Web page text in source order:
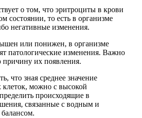
о том, что эритроциты в крови
состоянии, то есть в организме
негативные изменения.
или понижен, в организме
патологические изменения. Важно
причину их появления.
что зная среднее значение
клеток, можно с высокой
происходящие в
связанные с водным и